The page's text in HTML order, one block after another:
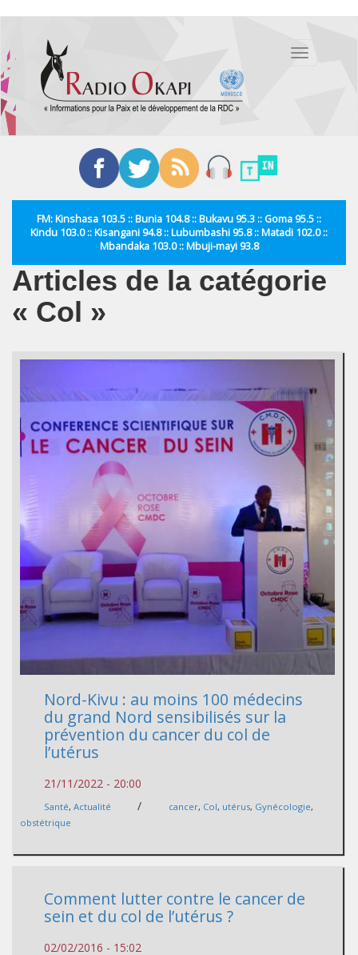
contenu
principal
Toggle
FM: Kinshasa 103.5 :: Bunia 104.8 :: Bukavu 95.3 :: Goma 95.5 ::
Kindu 103.0 :: Kisangani 94.8 :: Lubumbashi 95.8 :: Matadi 102.0 ::
Mbandaka 103.0 :: Mbuji-mayi 93.8
Articles de la catégorie
« Col »
Nord-Kivu : au moins 100 médecins
du grand Nord sensibilisés sur la
prévention du cancer du col de
l’utérus
21/11/2022 - 20:00
Santé, Actualité / cancer, Col, utérus, Gynécologie,
obstétrique
Comment lutter contre le cancer de
sein et du col de l’utérus ?
02/02/2016 - 15:02